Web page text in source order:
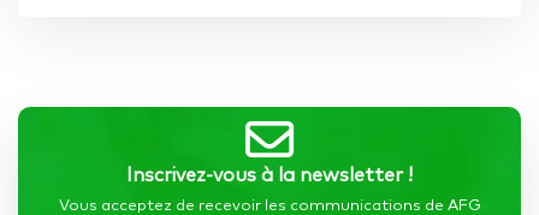
Inscrivez-vous à la newsletter !
Vous acceptez de recevoir les communications de AFG